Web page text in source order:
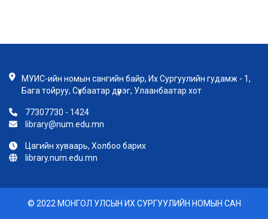
МУИС-ийн номын сангийн байр, Их Сургуулийн гудамж - 1,
Бага тойруу, Сүхбаатар дүүрэг, Улаанбаатар хот
77307730 - 1424
library@num.edu.mn
Цагийн хуваарь, Холбоо барих
library.num.edu.mn
© 2022 МОНГОЛ УЛСЫН ИХ СУРГУУЛИЙН НОМЫН САН